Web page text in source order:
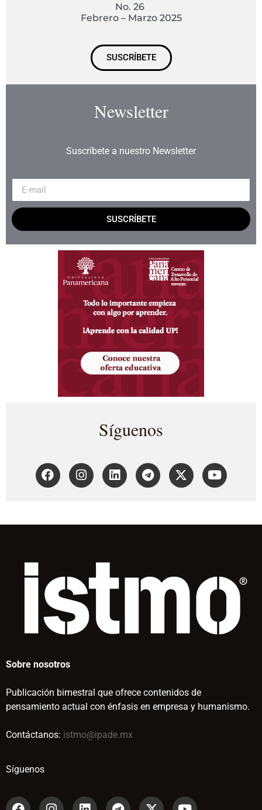
No. 26
Febrero – Marzo 2025
SUSCRÍBETE
Newsletter
Suscríbete a nuestro Newsletter
SUSCRÍBETE
Síguenos
Sobre nosotros
Publicación bimestral que ofrece contenidos de
pensamiento actual con énfasis en empresa y humanismo.
Contáctanos: istmo@ipade.mx
Síguenos